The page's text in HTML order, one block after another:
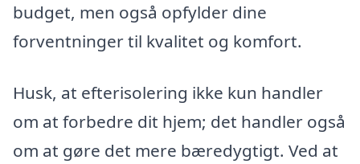
budget, men også opfylder dine
forventninger til kvalitet og komfort.
Husk, at efterisolering ikke kun handler
om at forbedre dit hjem; det handler også
om at gøre det mere bæredygtigt. Ved at